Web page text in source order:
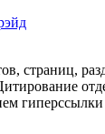
страниц,
гиперссылки